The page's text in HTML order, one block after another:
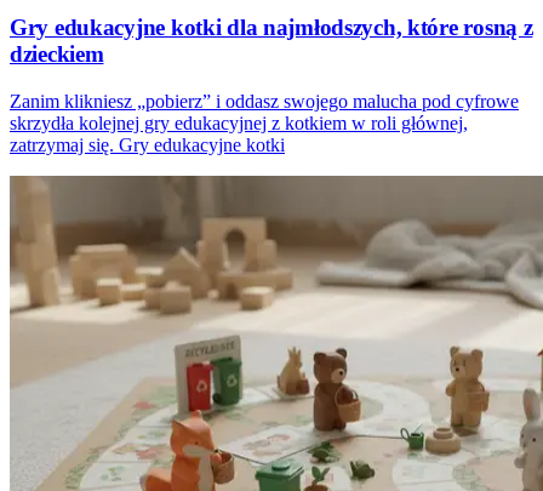
Gry edukacyjne kotki dla najmłodszych, które rosną z
dzieckiem
Zanim klikniesz „pobierz” i oddasz swojego malucha pod cyfrowe
skrzydła kolejnej gry edukacyjnej z kotkiem w roli głównej,
zatrzymaj się. Gry edukacyjne kotki